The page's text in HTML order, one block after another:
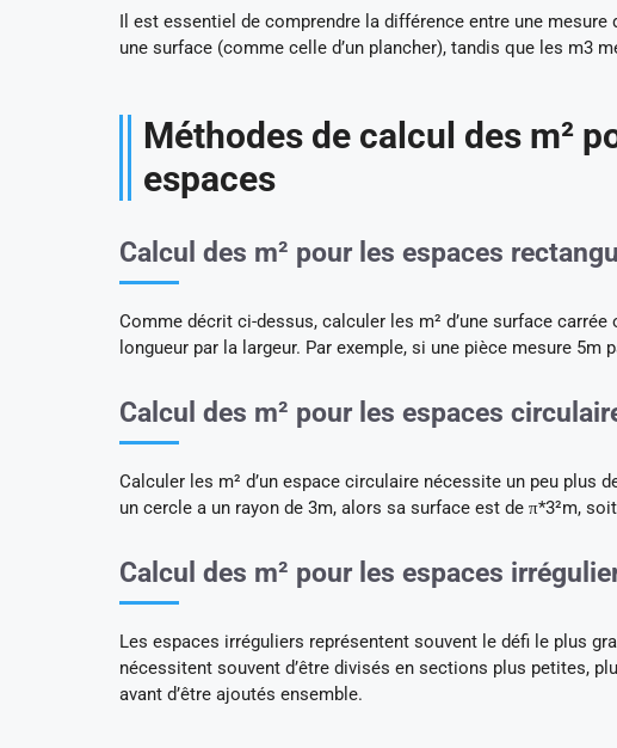
Il est essentiel de comprendre la différence entre une
une surface (comme celle d’un plancher), tandis que les m3
Méthodes de calcul des m²
espaces
Calcul des m² pour les espaces
Comme décrit ci-dessus, calculer les m² d’une surface
longueur par la largeur. Par exemple, si une pièce mesure 5m
Calcul des m² pour les espaces
Calculer les m² d’un espace circulaire nécessite un peu plus
un cercle a un rayon de 3m, alors sa surface est de π*3²m,
Calcul des m² pour les espaces
Les espaces irréguliers représentent souvent le défi le plus
nécessitent souvent d’être divisés en sections plus petites,
avant d’être ajoutés ensemble.